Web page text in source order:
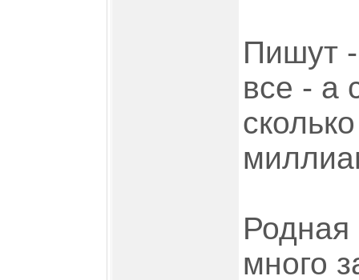
Пишут
все - а
Родная
много